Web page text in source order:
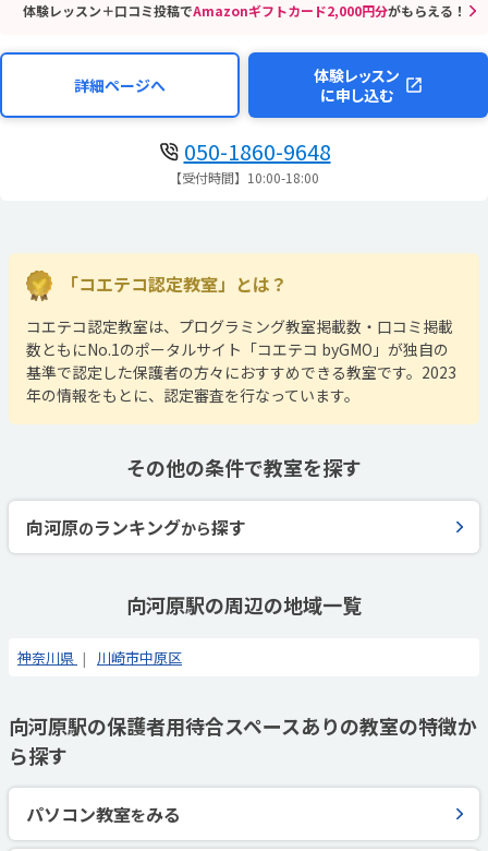
体験レッスン＋口コミ投稿でAmazonギフトカード2,000円分がもらえる！
詳細ページへ
体験レッスン
に申し込む
050-1860-9648
【受付時間】10:00-18:00
「コエテコ認定教室」とは？
コエテコ認定教室は、プログラミング教室掲載数・口コミ掲載
数ともにNo.1のポータルサイト「コエテコ byGMO」が独自の
基準で認定した保護者の方々におすすめできる教室です。2023
年の情報をもとに、認定審査を行なっています。
その他の条件で教室を探す
向河原のランキングから探す
向河原駅の周辺の地域一覧
神奈川県 川崎市中原区
向河原駅の保護者用待合スペースありの教室の特徴か
ら探す
パソコン教室をみる